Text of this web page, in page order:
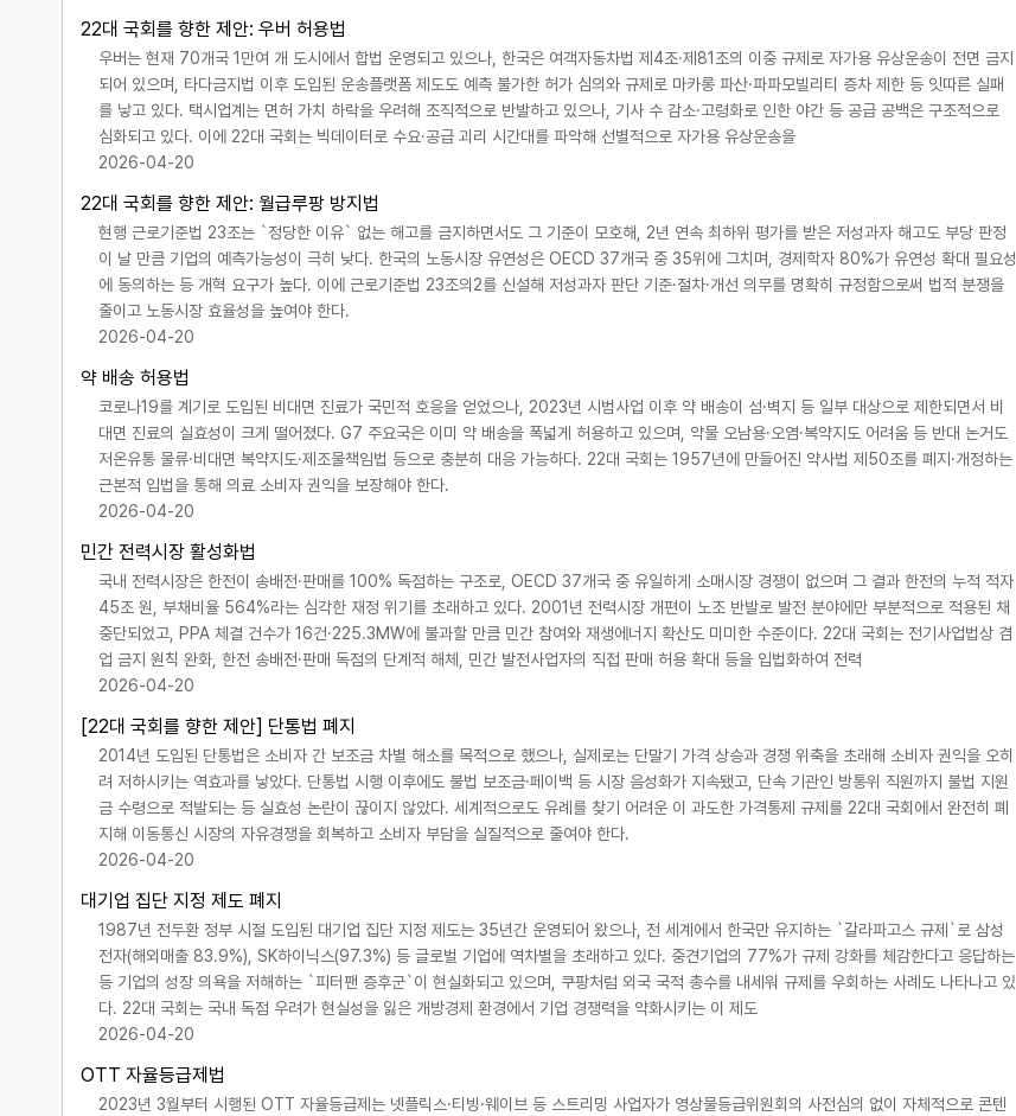
22대 국회를 향한 제안: 우버 허용법
우버는 현재 70개국 1만여 개 도시에서 합법 운영되고 있으나, 한국은 여객자동차법 제4조·제81조의 이중 규제로 자가용 유상운송이 전면 금지
되어 있으며, 타다금지법 이후 도입된 운송플랫폼 제도도 예측 불가한 허가 심의와 규제로 마카롱 파산·파파모빌리티 증차 제한 등 잇따른 실패
를 낳고 있다. 택시업계는 면허 가치 하락을 우려해 조직적으로 반발하고 있으나, 기사 수 감소·고령화로 인한 야간 등 공급 공백은 구조적으로
심화되고 있다. 이에 22대 국회는 빅데이터로 수요·공급 괴리 시간대를 파악해 선별적으로 자가용 유상운송을
2026-04-20
22대 국회를 향한 제안: 월급루팡 방지법
현행 근로기준법 23조는 `정당한 이유` 없는 해고를 금지하면서도 그 기준이 모호해, 2년 연속 최하위 평가를 받은 저성과자 해고도 부당 판정
이 날 만큼 기업의 예측가능성이 극히 낮다. 한국의 노동시장 유연성은 OECD 37개국 중 35위에 그치며, 경제학자 80%가 유연성 확대 필요성
에 동의하는 등 개혁 요구가 높다. 이에 근로기준법 23조의2를 신설해 저성과자 판단 기준·절차·개선 의무를 명확히 규정함으로써 법적 분쟁을
줄이고 노동시장 효율성을 높여야 한다.
2026-04-20
약 배송 허용법
코로나19를 계기로 도입된 비대면 진료가 국민적 호응을 얻었으나, 2023년 시범사업 이후 약 배송이 섬·벽지 등 일부 대상으로 제한되면서 비
대면 진료의 실효성이 크게 떨어졌다. G7 주요국은 이미 약 배송을 폭넓게 허용하고 있으며, 약물 오남용·오염·복약지도 어려움 등 반대 논거도
저온유통 물류·비대면 복약지도·제조물책임법 등으로 충분히 대응 가능하다. 22대 국회는 1957년에 만들어진 약사법 제50조를 폐지·개정하는
근본적 입법을 통해 의료 소비자 권익을 보장해야 한다.
2026-04-20
민간 전력시장 활성화법
국내 전력시장은 한전이 송배전·판매를 100% 독점하는 구조로, OECD 37개국 중 유일하게 소매시장 경쟁이 없으며 그 결과 한전의 누적 적자
45조 원, 부채비율 564%라는 심각한 재정 위기를 초래하고 있다. 2001년 전력시장 개편이 노조 반발로 발전 분야에만 부분적으로 적용된 채
중단되었고, PPA 체결 건수가 16건·225.3MW에 불과할 만큼 민간 참여와 재생에너지 확산도 미미한 수준이다. 22대 국회는 전기사업법상 겸
업 금지 원칙 완화, 한전 송배전·판매 독점의 단계적 해체, 민간 발전사업자의 직접 판매 허용 확대 등을 입법화하여 전력
2026-04-20
[22대 국회를 향한 제안] 단통법 폐지
2014년 도입된 단통법은 소비자 간 보조금 차별 해소를 목적으로 했으나, 실제로는 단말기 가격 상승과 경쟁 위축을 초래해 소비자 권익을 오히
려 저하시키는 역효과를 낳았다. 단통법 시행 이후에도 불법 보조금·페이백 등 시장 음성화가 지속됐고, 단속 기관인 방통위 직원까지 불법 지원
금 수령으로 적발되는 등 실효성 논란이 끊이지 않았다. 세계적으로도 유례를 찾기 어려운 이 과도한 가격통제 규제를 22대 국회에서 완전히 폐
지해 이동통신 시장의 자유경쟁을 회복하고 소비자 부담을 실질적으로 줄여야 한다.
2026-04-20
대기업 집단 지정 제도 폐지
1987년 전두환 정부 시절 도입된 대기업 집단 지정 제도는 35년간 운영되어 왔으나, 전 세계에서 한국만 유지하는 `갈라파고스 규제`로 삼성
전자(해외매출 83.9%), SK하이닉스(97.3%) 등 글로벌 기업에 역차별을 초래하고 있다. 중견기업의 77%가 규제 강화를 체감한다고 응답하는
등 기업의 성장 의욕을 저해하는 `피터팬 증후군`이 현실화되고 있으며, 쿠팡처럼 외국 국적 총수를 내세워 규제를 우회하는 사례도 나타나고 있
다. 22대 국회는 국내 독점 우려가 현실성을 잃은 개방경제 환경에서 기업 경쟁력을 약화시키는 이 제도
2026-04-20
OTT 자율등급제법
2023년 3월부터 시행된 OTT 자율등급제는 넷플릭스·티빙·웨이브 등 스트리밍 사업자가 영상물등급위원회의 사전심의 없이 자체적으로 콘텐